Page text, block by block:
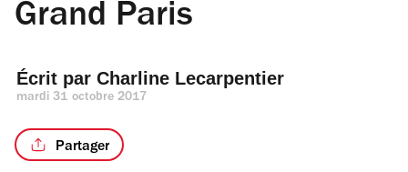
Grand Paris
Écrit par Charline Lecarpentier
mardi 31 octobre 2017
Partager